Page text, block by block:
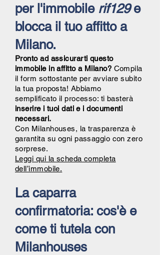
per l'immobile rif129e
blocca il tuo affitto a
Milano.
Pronto ad assicurarti questo
immobile in affitto a Milano? Compila
il form sottostante per avviare subito
la tua proposta! Abbiamo
semplificato il processo: ti basterà
inserire i tuoi dati e i documenti
necessari.
Con Milanhouses, la trasparenza è
garantita su ogni passaggio con zero
sorprese.
Leggi qui la scheda completa
dell’immobile.
La caparra
confirmatoria: cos'è e
come ti tutela con
Milanhouses